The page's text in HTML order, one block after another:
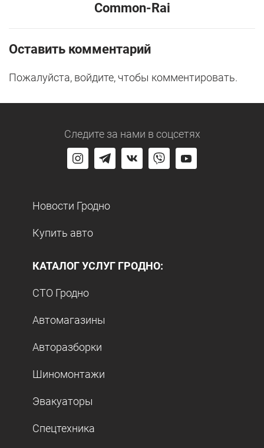
Common-Rai
Оставить комментарий
Пожалуйста, войдите, чтобы комментировать.
Следите за нами в соцсетях
Новости Гродно
Купить авто
КАТАЛОГ УСЛУГ ГРОДНО:
СТО Гродно
Автомагазины
Авторазборки
Шиномонтажи
Эвакуаторы
Спецтехника